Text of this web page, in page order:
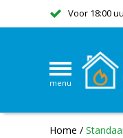
Voor 18:00
menu
Home /